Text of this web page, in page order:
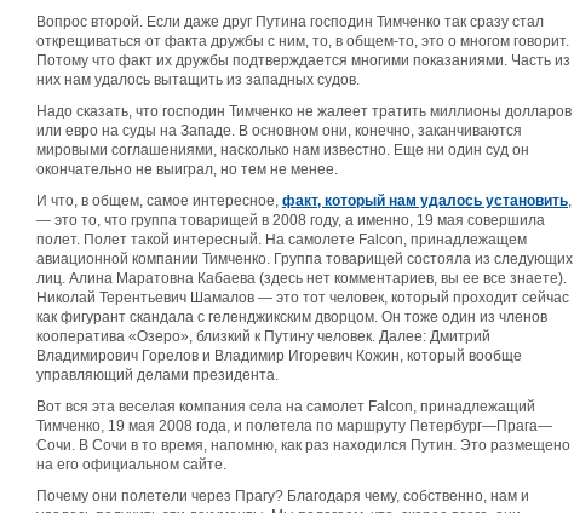
Вопрос второй. Если даже друг Путина господин Тимченко так сразу стал
открещиваться от факта дружбы с ним, то, в общем-то, это о многом говорит.
Потому что факт их дружбы подтверждается многими показаниями. Часть из
них нам удалось вытащить из западных судов.
Надо сказать, что господин Тимченко не жалеет тратить миллионы долларов
или евро на суды на Западе. В основном они, конечно, заканчиваются
мировыми соглашениями, насколько нам известно. Еще ни один суд он
окончательно не выиграл, но тем не менее.
И что, в общем, самое интересное, факт, который нам удалось установить,
— это то, что группа товарищей в 2008 году, а именно, 19 мая совершила
полет. Полет такой интересный. На самолете Falcon, принадлежащем
авиационной компании Тимченко. Группа товарищей состояла из следующих
лиц. Алина Маратовна Кабаева (здесь нет комментариев, вы ее все знаете).
Николай Терентьевич Шамалов — это тот человек, который проходит сейчас
как фигурант скандала с геленджикским дворцом. Он тоже один из членов
кооператива «Озеро», близкий к Путину человек. Далее: Дмитрий
Владимирович Горелов и Владимир Игоревич Кожин, который вообще
управляющий делами президента.
Вот вся эта веселая компания села на самолет Falcon, принадлежащий
Тимченко, 19 мая 2008 года, и полетела по маршруту Петербург—Прага—
Сочи. В Сочи в то время, напомню, как раз находился Путин. Это размещено
на его официальном сайте.
Почему они полетели через Прагу? Благодаря чему, собственно, нам и